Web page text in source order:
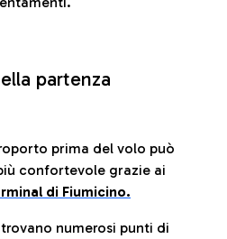
partenza
prima del volo può
confortevole grazie ai
di Fiumicino.
numerosi punti di